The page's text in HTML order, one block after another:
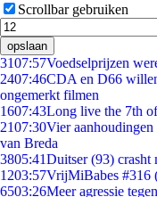
Scrollbar gebruiken
opslaan
3107:57Voedselprijzen
2407:46CDA en D66
ongemerkt filmen
1607:43Long live the 7th
2107:30Vier aanhoudingen
van Breda
3805:41Duitser (93) crasht
1203:57VrijMiBabes #316
6503:26Meer agressie